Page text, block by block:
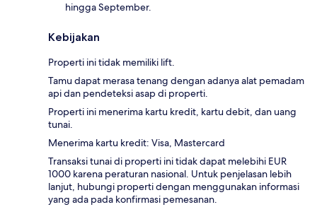
hingga September.
Kebijakan
Properti ini tidak memiliki lift.
Tamu dapat merasa tenang dengan adanya alat pemadam
api dan pendeteksi asap di properti.
Properti ini menerima kartu kredit, kartu debit, dan uang
tunai.
Menerima kartu kredit: Visa, Mastercard
Transaksi tunai di properti ini tidak dapat melebihi EUR
1000 karena peraturan nasional. Untuk penjelasan lebih
lanjut, hubungi properti dengan menggunakan informasi
yang ada pada konfirmasi pemesanan.